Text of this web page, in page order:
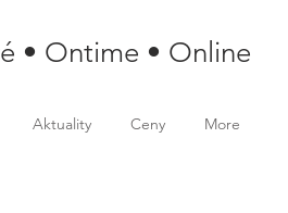
• Ontime • Online
Aktuality Ceny More